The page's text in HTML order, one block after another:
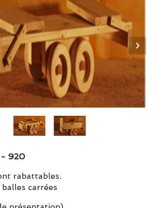
- 920
rabattables.
balles carrées